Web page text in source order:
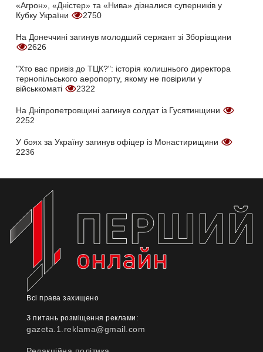
«Агрон», «Дністер» та «Нива» дізналися суперників у
Кубку України
2750
На Донеччині загинув молодший сержант зі Зборівщини
2626
"Хто вас привіз до ТЦК?": історія колишнього директора
тернопільського аеропорту, якому не повірили у
військкоматі
2322
На Дніпропетровщині загинув солдат із Гусятинщини
2252
У боях за Україну загинув офіцер із Монастирищини
2236
Всі права захищено
З питань розміщення реклами:
gazeta.1.reklama@gmail.com